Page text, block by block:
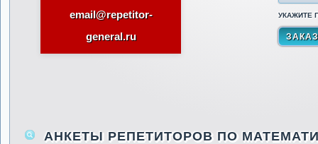
email@repetitor-
general.ru
УКАЖИТЕ
АНКЕТЫ РЕПЕТИТОРОВ ПО